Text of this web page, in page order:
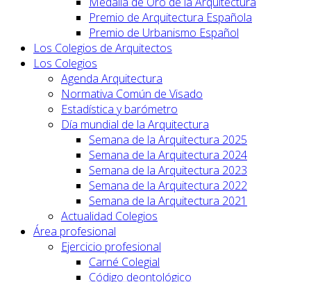
Premio de Arquitectura Española
Premio de Urbanismo Español
Los Colegios de Arquitectos
Los Colegios
Agenda Arquitectura
Normativa Común de Visado
Estadística y barómetro
Día mundial de la Arquitectura
Semana de la Arquitectura 2025
Semana de la Arquitectura 2024
Semana de la Arquitectura 2023
Semana de la Arquitectura 2022
Semana de la Arquitectura 2021
Actualidad Colegios
Área profesional
Ejercicio profesional
Carné Colegial
Código deontológico